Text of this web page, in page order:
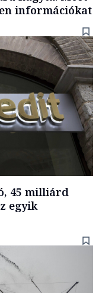
információkat
45 milliárd
egyik